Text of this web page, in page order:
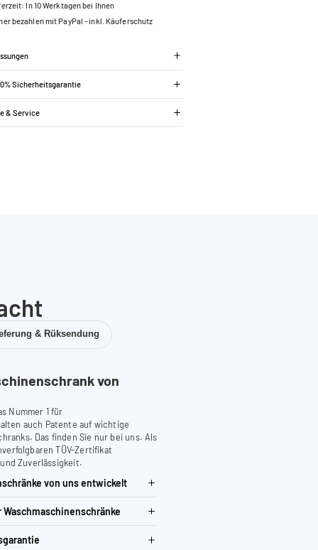
In 10 Werktagen bei Ihnen
bezahlen mit PayPal - inkl. Käuferschutz
Sicherheitsgarantie
& Service
& Rüksendung
von
Nummer 1 für
auch Patente auf wichtige
Das finden Sie nur bei uns. Als
TÜV-Zertifikat
Zuverlässigkeit.
von uns entwickelt